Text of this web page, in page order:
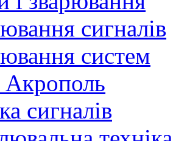
сигналів
систем
сигналів